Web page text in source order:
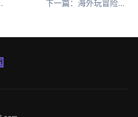
下一篇： 海外玩冒险岛怀旧服选这款回国加速器实测好用